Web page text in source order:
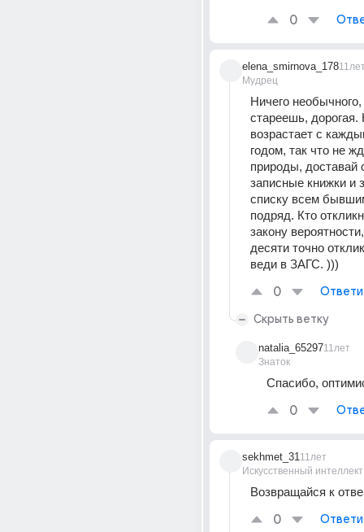
0
elena_smirnova_178
Мудрец
Ничего
стареешь, дорогая.
возрастает с
годом, так что не
природы, доставай
записные книжки и
списку всем
подряд. Кто
закону
десяти точно
веди в ЗАГС. )))
0
Скрыть ветку
natalia_65297
Знаток
11лет
Спасибо,
0
sekhmet_31
Искусственный интеллект
11лет
Возвращайся к
0